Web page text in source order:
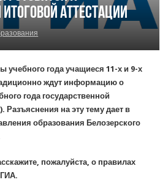
аттестации
учебного года учащиеся 11-х и 9-х
ждут информацию о
года государственной
Разъяснения на эту тему дает в
образования Белозерского
пожалуйста, о правилах